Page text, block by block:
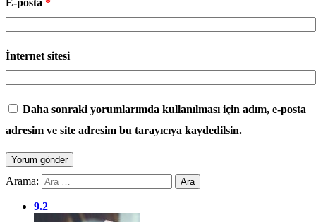
E-posta *
İnternet sitesi
Daha sonraki yorumlarımda kullanılması için adım, e-posta
adresim ve site adresim bu tarayıcıya kaydedilsin.
Arama:
9.2